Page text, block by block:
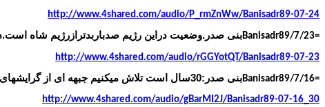
http://www.4shared.com/audio/P_rmZnWw/Banisadr89-07-24
Banisadr89/7/23=بنی صدر.وضعیت دراین رژیم صدباربدترازرژیم شاه
http://www.4shared.com/audio/rGGYotQT/Banisadr89-07-23
Banisadr89/7/16=بنی صدر:30سال است تلاش میکنیم جبهه ای از گرایشهای مختلف بوجود بیاوریم ولی حاصلی نداد چرا؟
http://www.4shared.com/audio/gBarMI2J/Banisadr89-07-16_30